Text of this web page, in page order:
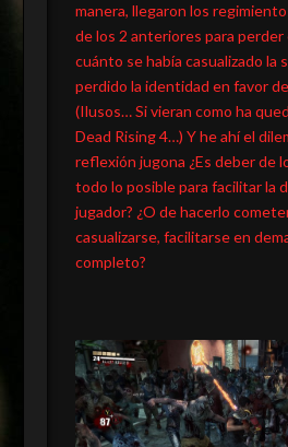
manera, llegaron los
de los 2 anteriores para perder
cuánto se había casualizado la
perdido la identidad en favor
(Ilusos… Si vieran como ha
Dead Rising 4…) Y he ahí el
reflexión jugona ¿Es deber de
todo lo posible para facilitar la
jugador? ¿O de hacerlo
casualizarse, facilitarse en
completo?